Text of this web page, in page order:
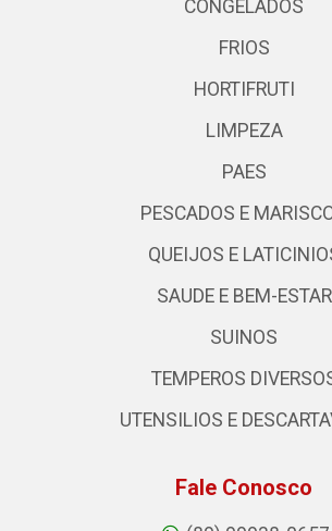
CONGELADOS
FRIOS
HORTIFRUTI
LIMPEZA
PAES
PESCADOS E
QUEIJOS E
SAUDE E BEM-ESTAR
SUINOS
TEMPEROS
UTENSILIOS E
Fale Conosco